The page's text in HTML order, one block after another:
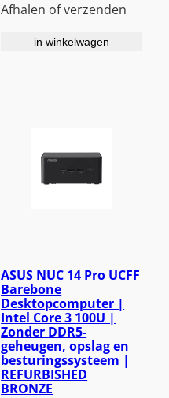
Afhalen of verzenden
in winkelwagen
ASUS NUC 14 Pro UCFF
Barebone
Desktopcomputer |
Intel Core 3 100U |
Zonder DDR5-
geheugen, opslag en
besturingssysteem |
REFURBISHED
BRONZE